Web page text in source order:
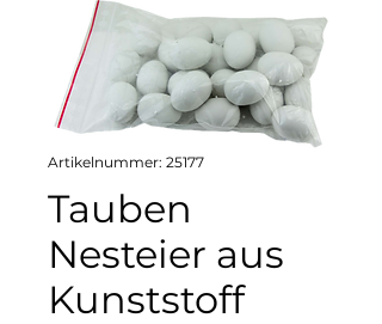
Artikelnummer: 25177
Tauben
Nesteier aus
Kunststoff